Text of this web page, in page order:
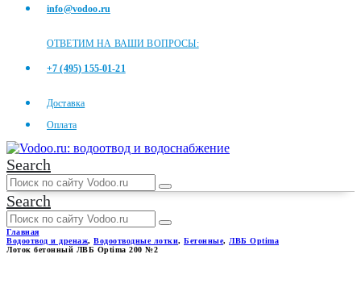
info@vodoo.ru
ОТВЕТИМ НА ВАШИ ВОПРОСЫ:
+7 (495) 155-01-21
Доставка
Оплата
Search
Search
Главная
Водоотвод и дренаж, Водоотводные лотки, Бетонные, ЛВБ Optima
Лоток бетонный ЛВБ Optima 200 №2